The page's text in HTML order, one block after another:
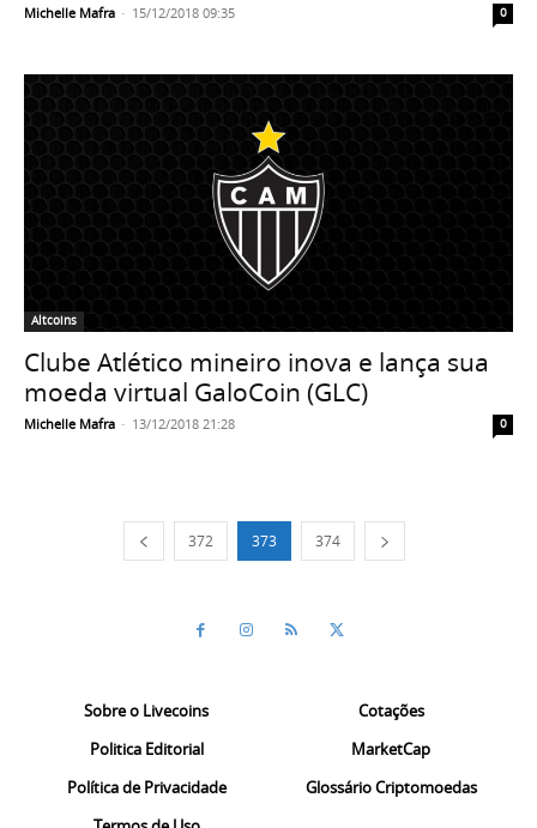
Michelle Mafra - 15/12/2018 09:35 0
Altcoins
Clube Atlético mineiro inova e lança sua
moeda virtual GaloCoin (GLC)
Michelle Mafra - 13/12/2018 21:28 0
372 373 374
Sobre o Livecoins
Politica Editorial
Política de Privacidade
Cotações
MarketCap
Glossário Criptomoedas